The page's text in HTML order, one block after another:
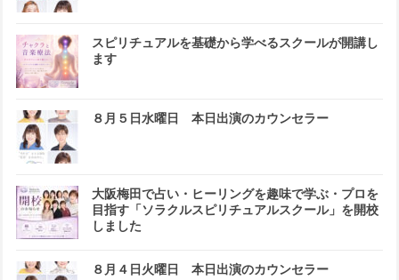
スピリチュアルを基礎から学べるスクールが開講し
ます
８月５日水曜日 本日出演のカウンセラー
大阪梅田で占い・ヒーリングを趣味で学ぶ・プロを
目指す「ソラクルスピリチュアルスクール」を開校
しました
８月４日火曜日 本日出演のカウンセラー